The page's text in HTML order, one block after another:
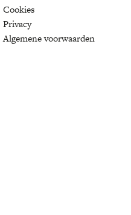
Cookies
Privacy
Algemene voorwaarden